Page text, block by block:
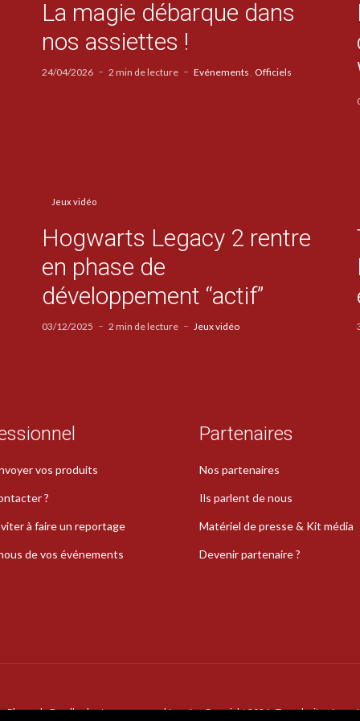
La magie débarque dans
nos assiettes !
24/04/2026 2 min de lecture Evénements Officiels
Jeux vidéo
Hogwarts Legacy 2 rentre
en phase de
développement “actif”
03/12/2025 2 min de lecture Jeux vidéo
vos produits
?
à faire un reportage
de vos événements
Partenaires
Nos partenaires
Ils parlent de nous
Matériel de presse & Kit média
Devenir partenaire ?
Plume de Poudlard est une marque déposée · Copyright 2026 · Tous droits